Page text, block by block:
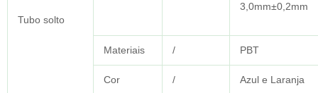
Tubo solto
3,0mm±0,2mm
Materiais / PBT
Cor / Azul e Laranja